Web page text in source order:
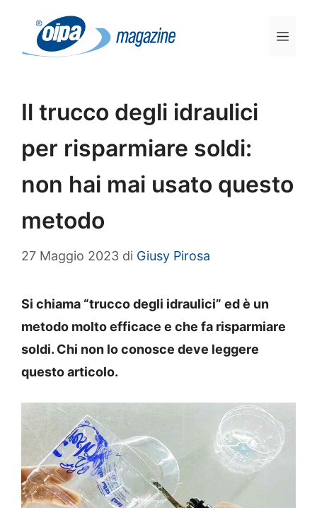
contenuto
Il trucco degli idraulici
per risparmiare soldi:
non hai mai usato questo
metodo
27 Maggio 2023 di Giusy Pirosa
Si chiama “trucco degli idraulici” ed è un
metodo molto efficace e che fa risparmiare
soldi. Chi non lo conosce deve leggere
questo articolo.